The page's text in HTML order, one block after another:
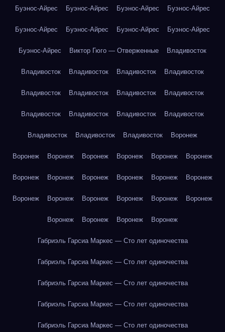
Буэнос-Айрес Буэнос-Айрес Буэнос-Айрес Буэнос-Айрес
Буэнос-Айрес Буэнос-Айрес Буэнос-Айрес Буэнос-Айрес
Буэнос-Айрес Виктор Гюго — Отверженные Владивосток
Владивосток Владивосток Владивосток Владивосток
Владивосток Владивосток Владивосток Владивосток
Владивосток Владивосток Владивосток Владивосток
Владивосток Владивосток Владивосток Воронеж
Воронеж Воронеж Воронеж Воронеж Воронеж Воронеж
Воронеж Воронеж Воронеж Воронеж Воронеж Воронеж
Воронеж Воронеж Воронеж Воронеж Воронеж Воронеж
Воронеж Воронеж Воронеж Воронеж
Габриэль Гарсиа Маркес — Сто лет одиночества
Габриэль Гарсиа Маркес — Сто лет одиночества
Габриэль Гарсиа Маркес — Сто лет одиночества
Габриэль Гарсиа Маркес — Сто лет одиночества
Габриэль Гарсиа Маркес — Сто лет одиночества